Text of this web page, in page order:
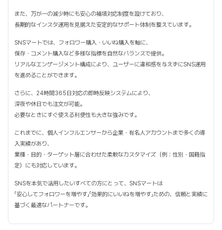
また、万が一の減少時にも安心の補填対応制度を設けており、
長期的なインスタ運用を見据えた安定的なサポート体制を整えています。
SNSマートでは、フォロワー購入・いいね購入を軸に、
保存・コメント購入など多様な指標を自然なバランスで提供。
リアルなエンゲージメント構成により、ユーザーに違和感を与えずにSNS運用
を進めることができます。
さらに、24時間365日対応の即時反映システムにより、
深夜や休日でも注文が可能。
必要なときにすぐ使える利便性も大きな強みです。
これまでに、個人インフルエンサーから企業・有名人アカウントまで多くの導
入実績があり、
業種・目的・ターゲット層に合わせた柔軟なカスタマイズ（例：性別・国籍指
定）にも対応しています。
SNSを本気で活用したいすべての方にとって、SNSマートは
「安心してフォロワーを増やす」「効果的にいいねを増やす」ための、信頼と実績に
基づく最適なパートナーです。